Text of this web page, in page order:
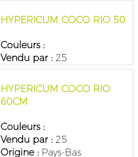
HYPERICUM COCO RIO 50
Couleurs :
Vendu par :25
HYPERICUM COCO RIO
60CM
Couleurs :
Vendu par :25
Origine :Pays-Bas